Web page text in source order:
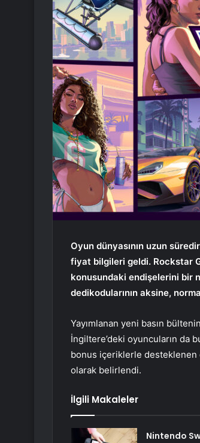
Oyun dünyasının uzun
fiyat bilgileri geldi. Rockstar
konusundaki endişelerini bir
dedikodularının aksine,
​Yayımlanan yeni basın
İngiltere’deki oyuncuların da
bonus içeriklerle desteklenen
olarak belirlendi.
İlgili Makaleler
Nintendo